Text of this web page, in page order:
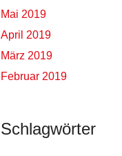
Mai 2019
April 2019
März 2019
Februar 2019
Schlagwörter